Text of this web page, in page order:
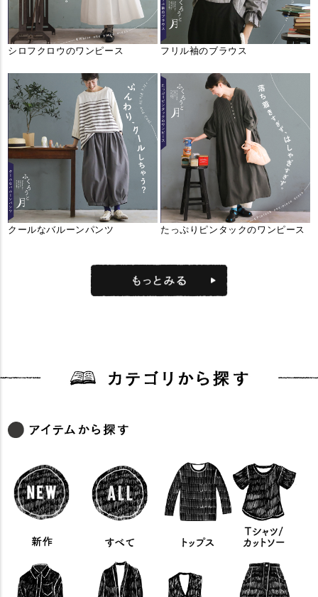
シロフクロウのワンピース フリル袖のブラウス
クールなバルーンパンツ たっぷりピンタックのワンピース